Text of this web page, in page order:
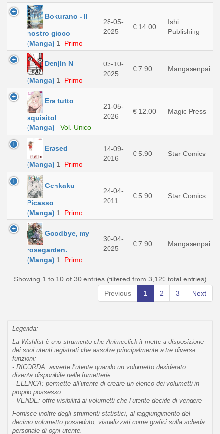
Bokurano - Il
nostro gioco
(Manga) 1 Primo
28-05-
2025
€ 14.00
Ishi
Publishing
Denjin N
(Manga) 1 Primo
03-10-
2025
€ 7.90 Mangasenpai
Era tutto
squisito!
(Manga)
Vol. Unico
21-05-
2026
€ 12.00 Magic Press
Erased
(Manga) 1 Primo
14-09-
2016
€ 5.90 Star Comics
Genkaku
Picasso
(Manga) 1 Primo
24-04-
2011
€ 5.90 Star Comics
Goodbye, my
rosegarden.
(Manga) 1 Primo
30-04-
2025
€ 7.90 Mangasenpai
Showing 1 to 10 of 30 entries (filtered from 3,129 total entries)
Previous
1 2 3 Next
Legenda:
La Wishlist è uno strumento che Animeclick.it mette a disposizione
dei suoi utenti registrati che assolve principalmente a tre diverse
funzioni:
- RICORDA: avverte l’utente quando un volumetto desiderato
diventa disponibile nelle fumetterie
- ELENCA: permette all’utente di creare un elenco dei volumetti in
proprio possesso
- VENDE: offre visibilità ai volumetti che l’utente decide di vendere
Fornisce inoltre degli strumenti statistici, al raggiungimento del
decimo volumetto posseduto, visualizzati come grafici sulla scheda
personale di ogni utente.